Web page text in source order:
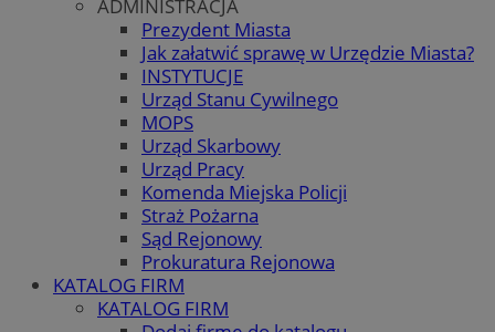
ADMINISTRACJA
Prezydent Miasta
Jak załatwić sprawę w Urzędzie Miasta?
INSTYTUCJE
Urząd Stanu Cywilnego
MOPS
Urząd Skarbowy
Urząd Pracy
Komenda Miejska Policji
Straż Pożarna
Sąd Rejonowy
Prokuratura Rejonowa
KATALOG FIRM
KATALOG FIRM